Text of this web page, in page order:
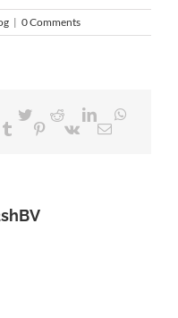
| 0 Comments
Facebook
TwitterRedditLinkedIn
Tumblr Pinterest
Vk Email